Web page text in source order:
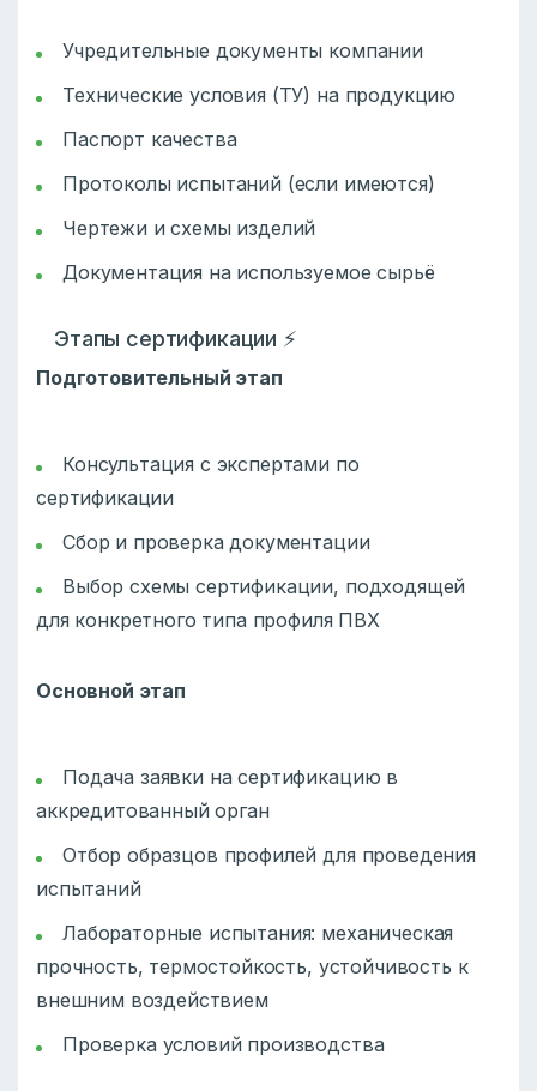
Учредительные документы компании
Технические условия (ТУ) на продукцию
Паспорт качества
Протоколы испытаний (если имеются)
Чертежи и схемы изделий
Документация на используемое сырьё
Этапы сертификации ⚡
Подготовительный этап
Консультация с экспертами по
сертификации
Сбор и проверка документации
Выбор схемы сертификации, подходящей
для конкретного типа профиля ПВХ
Основной этап
Подача заявки на сертификацию в
аккредитованный орган
Отбор образцов профилей для проведения
испытаний
Лабораторные испытания: механическая
прочность, термостойкость, устойчивость к
внешним воздействием
Проверка условий производства